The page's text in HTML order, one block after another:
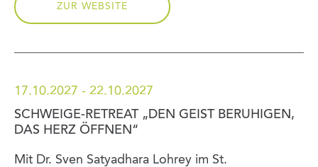
ZUR WEBSITE
17.10.2027 - 22.10.2027
SCHWEIGE-RETREAT „DEN GEIST BERUHIGEN,
DAS HERZ ÖFFNEN“
Mit Dr. Sven Satyadhara Lohrey im St.